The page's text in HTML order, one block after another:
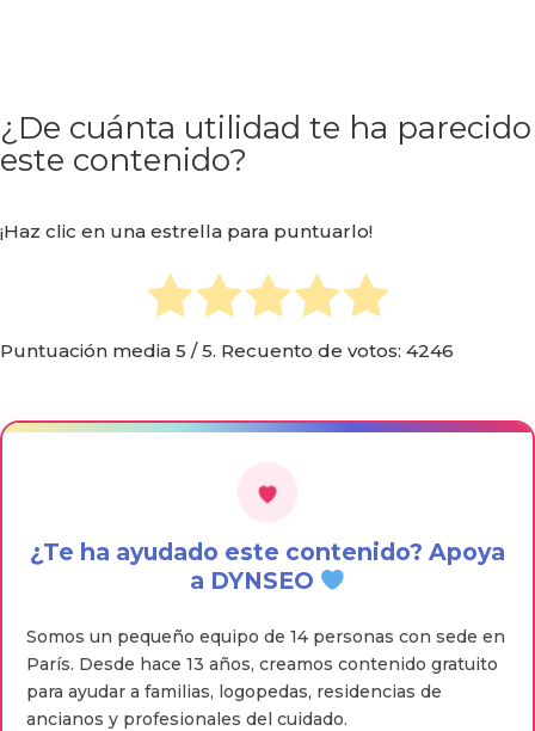
¿De cuánta utilidad te ha parecido
este contenido?
¡Haz clic en una estrella para puntuarlo!
Puntuación media 5 / 5. Recuento de votos: 4246
¿Te ha ayudado este contenido? Apoya
a DYNSEO
Somos un pequeño equipo de 14 personas con sede en
París. Desde hace 13 años, creamos contenido gratuito
para ayudar a familias, logopedas, residencias de
ancianos y profesionales del cuidado.